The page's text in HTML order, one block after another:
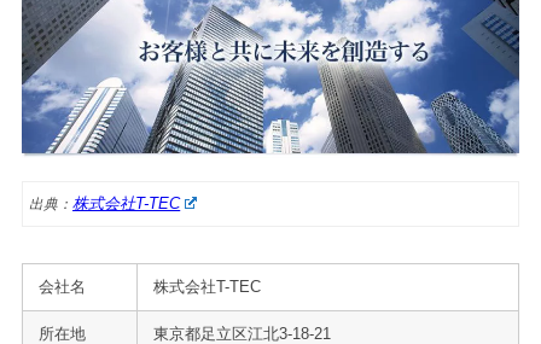
出典： 株式会社T-TEC
会社名 株式会社T-TEC
所在地 東京都足立区江北3-18-21